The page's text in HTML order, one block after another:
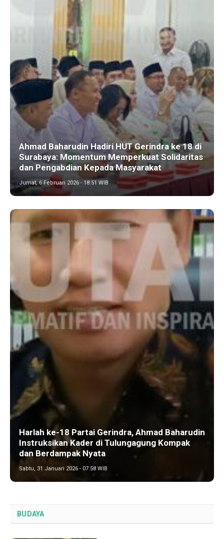
Ahmad Baharudin Hadiri HUT Gerindra ke 18 di
Surabaya: Momentum Memperkuat Solidaritas
dan Pengabdian Kepada Masyarakat
Jumat, 6 Februari 2026 - 18:51 WIB
Harlah ke-18 Partai Gerindra, Ahmad Baharudin
Instruksikan Kader di Tulungagung Kompak
dan Berdampak Nyata
Sabtu, 31 Januari 2026 - 07:58 WIB
BUDAYA